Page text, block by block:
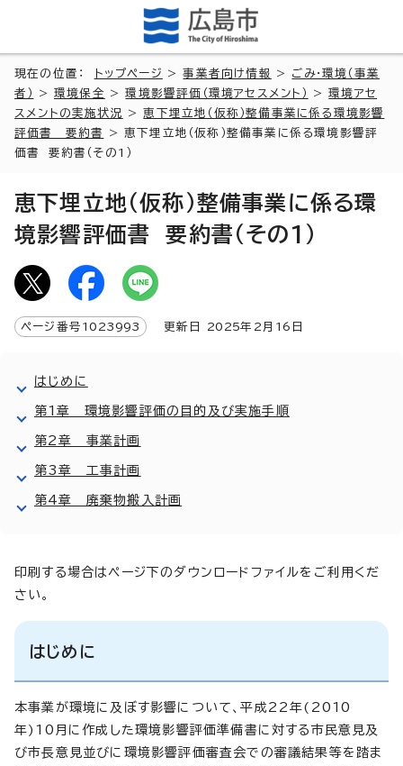
現在の位置： トップページ >事業者向け情報 > ごみ・環境（事業
者）
>環境保全 >環境影響評価（環境アセスメント） >環境アセ
スメントの実施状況
>恵下埋立地（仮称）整備事業に係る環境影響
評価書 要約書
> 恵下埋立地（仮称）整備事業に係る環境影響評
価書 要約書（その1）
恵下埋立地（仮称）整備事業に係る環
境影響評価書 要約書（その1）
ページ番号 1023993 更新日 2025年2月 16 日
はじめに
第1章 環境影響評価の目的及び実施手順
第2章 事業計画
第3章 工事計画
第4章 廃棄物搬入計画
印刷する場合はページ下のダウンロードファイルをご利用くだ
さい。
はじめに
本事業が環境に及ぼす影響について、平成22年(2010
年)10月に作成した環境影響評価準備書に対する市民意見及
び市長意見並びに環境影響評価審査会での審議結果等を踏ま